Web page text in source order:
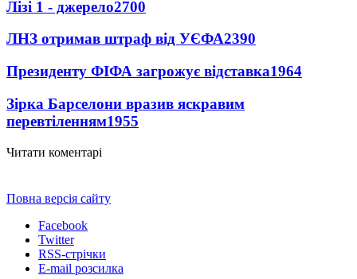
Лізі 1 - джерело2700
ЛНЗ отримав штраф від УЄФА2390
Президенту ФІФА загрожує відставка1964
Зірка Барселони вразив яскравим
перевтіленням1955
Читати коментарі
Повна версія сайту
Facebook
Twitter
RSS-стрічки
E-mail розсилка